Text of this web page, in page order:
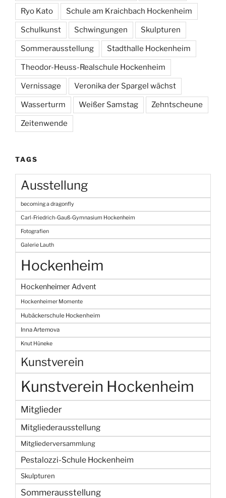
Ryo Kato Schule am Kraichbach Hockenheim
Schulkunst Schwingungen Skulpturen
Sommerausstellung Stadthalle Hockenheim
Theodor-Heuss-Realschule Hockenheim
Vernissage Veronika der Spargel wächst
Wasserturm Weißer Samstag Zehntscheune
Zeitenwende
TAGS
Ausstellung
becoming a dragonfly
Carl-Friedrich-Gauß-Gymnasium Hockenheim
Fotografien
Galerie Lauth
Hockenheim
Hockenheimer Advent
Hockenheimer Momente
Hubäckerschule Hockenheim
Inna Artemova
Knut Hüneke
Kunstverein
Kunstverein Hockenheim
Mitglieder
Mitgliederausstellung
Mitgliederversammlung
Pestalozzi-Schule Hockenheim
Skulpturen
Sommerausstellung